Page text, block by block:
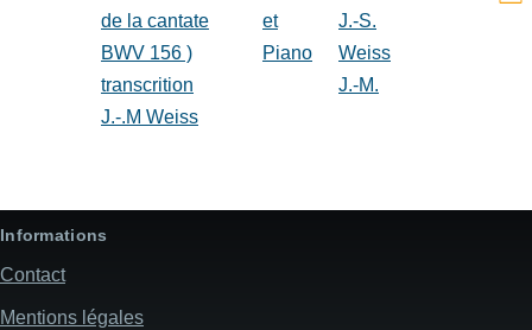
de la cantate
BWV 156 )
transcrition
J.-.M Weiss
et
Piano
J.-S.
Weiss
J.-M.
Informations
Contact
Mentions légales